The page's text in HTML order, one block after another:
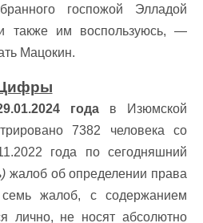
госпожой Элладой
также им воспользуюсь, —
Мацокин.
года в Изюмской
7382 человека со
года по сегодняшний
жалоб об определении права
жалоб, с содержанием
лично, не носят абсолютно